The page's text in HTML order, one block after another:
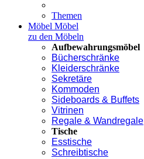
Themen
Möbel Möbel
zu den Möbeln
Aufbewahrungsmöbel
Bücherschränke
Kleiderschränke
Sekretäre
Kommoden
Sideboards & Buffets
Vitrinen
Regale & Wandregale
Tische
Esstische
Schreibtische